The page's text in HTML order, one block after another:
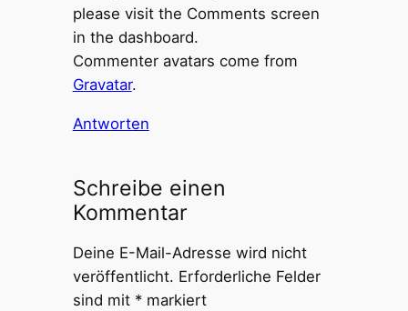
please visit the Comments screen
in the dashboard.
Commenter avatars come from
Gravatar.
Antworten
Schreibe einen
Kommentar
Deine E-Mail-Adresse wird nicht
veröffentlicht. Erforderliche Felder
sind mit *markiert